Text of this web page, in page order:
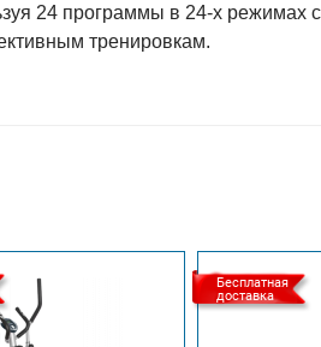
24 программы в 24-х режимах
тренировкам.
Бесплатная
доставка